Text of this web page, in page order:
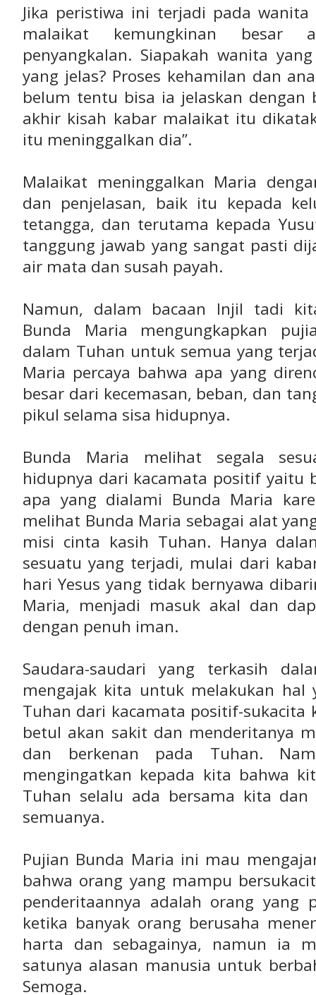
Jika peristiwa ini terjadi pada
malaikat kemungkinan besar
penyangkalan. Siapakah wanita
yang jelas? Proses kehamilan dan
belum tentu bisa ia jelaskan dengan
akhir kisah kabar malaikat itu
itu meninggalkan dia”.
Malaikat meninggalkan Maria
dan penjelasan, baik itu kepada
tetangga, dan terutama kepada
tanggung jawab yang sangat pasti
air mata dan susah payah.
Namun, dalam bacaan Injil tadi
Bunda Maria mengungkapkan
dalam Tuhan untuk semua yang
Maria percaya bahwa apa yang
besar dari kecemasan, beban, dan
pikul selama sisa hidupnya.
Bunda Maria melihat segala
hidupnya dari kacamata positif yaitu
apa yang dialami Bunda Maria
melihat Bunda Maria sebagai alat
misi cinta kasih Tuhan. Hanya
sesuatu yang terjadi, mulai dari
hari Yesus yang tidak bernyawa
Maria, menjadi masuk akal dan
dengan penuh iman.
Saudara-saudari yang terkasih
mengajak kita untuk melakukan hal
Tuhan dari kacamata positif-sukacita
betul akan sakit dan menderitanya
dan berkenan pada Tuhan.
mengingatkan kepada kita bahwa
Tuhan selalu ada bersama kita
semuanya.
Pujian Bunda Maria ini mau
bahwa orang yang mampu
penderitaannya adalah orang yang
ketika banyak orang berusaha
harta dan sebagainya, namun ia
satunya alasan manusia untuk
Semoga.